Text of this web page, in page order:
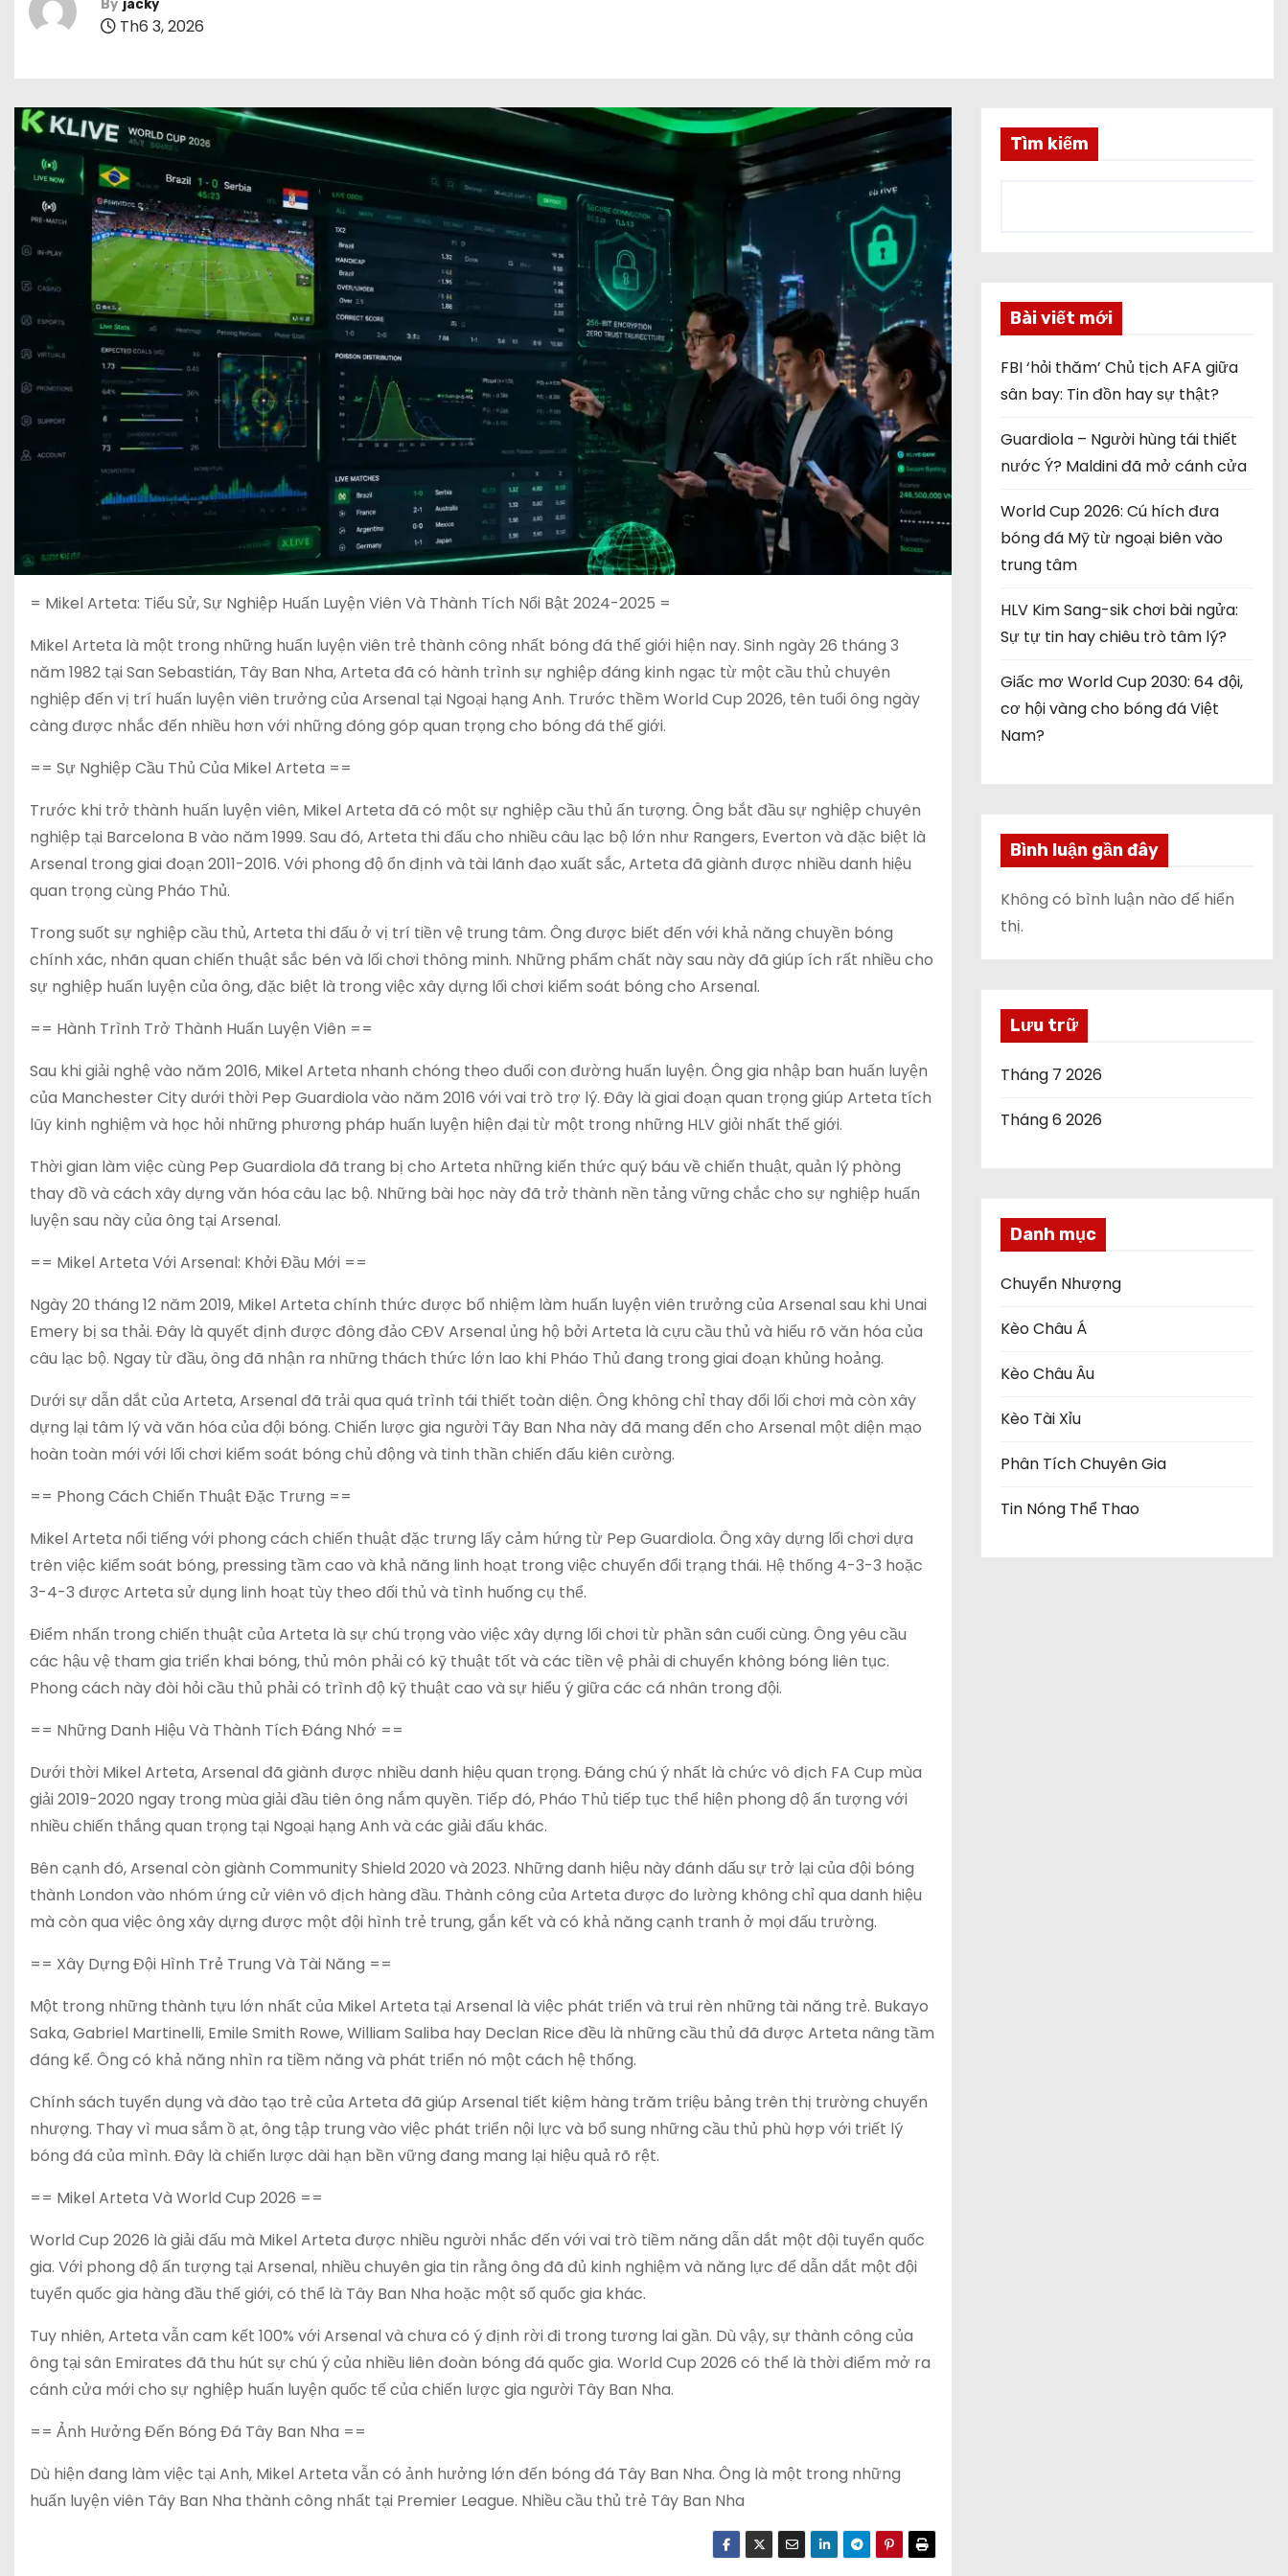
By jacky
Th6 3, 2026
= Mikel Arteta: Tiểu Sử, Sự Nghiệp Huấn Luyện Viên Và Thành Tích Nổi Bật 2024-2025 =
Mikel Arteta là một trong những huấn luyện viên trẻ thành công nhất bóng đá thế giới hiện nay. Sinh ngày 26 tháng 3
năm 1982 tại San Sebastián, Tây Ban Nha, Arteta đã có hành trình sự nghiệp đáng kinh ngạc từ một cầu thủ chuyên
nghiệp đến vị trí huấn luyện viên trưởng của Arsenal tại Ngoại hạng Anh. Trước thềm World Cup 2026, tên tuổi ông ngày
càng được nhắc đến nhiều hơn với những đóng góp quan trọng cho bóng đá thế giới.
== Sự Nghiệp Cầu Thủ Của Mikel Arteta ==
Trước khi trở thành huấn luyện viên, Mikel Arteta đã có một sự nghiệp cầu thủ ấn tượng. Ông bắt đầu sự nghiệp chuyên
nghiệp tại Barcelona B vào năm 1999. Sau đó, Arteta thi đấu cho nhiều câu lạc bộ lớn như Rangers, Everton và đặc biệt là
Arsenal trong giai đoạn 2011-2016. Với phong độ ổn định và tài lãnh đạo xuất sắc, Arteta đã giành được nhiều danh hiệu
quan trọng cùng Pháo Thủ.
Trong suốt sự nghiệp cầu thủ, Arteta thi đấu ở vị trí tiền vệ trung tâm. Ông được biết đến với khả năng chuyền bóng
chính xác, nhãn quan chiến thuật sắc bén và lối chơi thông minh. Những phẩm chất này sau này đã giúp ích rất nhiều cho
sự nghiệp huấn luyện của ông, đặc biệt là trong việc xây dựng lối chơi kiểm soát bóng cho Arsenal.
== Hành Trình Trở Thành Huấn Luyện Viên ==
Sau khi giải nghệ vào năm 2016, Mikel Arteta nhanh chóng theo đuổi con đường huấn luyện. Ông gia nhập ban huấn luyện
của Manchester City dưới thời Pep Guardiola vào năm 2016 với vai trò trợ lý. Đây là giai đoạn quan trọng giúp Arteta tích
lũy kinh nghiệm và học hỏi những phương pháp huấn luyện hiện đại từ một trong những HLV giỏi nhất thế giới.
Thời gian làm việc cùng Pep Guardiola đã trang bị cho Arteta những kiến thức quý báu về chiến thuật, quản lý phòng
thay đồ và cách xây dựng văn hóa câu lạc bộ. Những bài học này đã trở thành nền tảng vững chắc cho sự nghiệp huấn
luyện sau này của ông tại Arsenal.
== Mikel Arteta Với Arsenal: Khởi Đầu Mới ==
Ngày 20 tháng 12 năm 2019, Mikel Arteta chính thức được bổ nhiệm làm huấn luyện viên trưởng của Arsenal sau khi Unai
Emery bị sa thải. Đây là quyết định được đông đảo CĐV Arsenal ủng hộ bởi Arteta là cựu cầu thủ và hiểu rõ văn hóa của
câu lạc bộ. Ngay từ đầu, ông đã nhận ra những thách thức lớn lao khi Pháo Thủ đang trong giai đoạn khủng hoảng.
Dưới sự dẫn dắt của Arteta, Arsenal đã trải qua quá trình tái thiết toàn diện. Ông không chỉ thay đổi lối chơi mà còn xây
dựng lại tâm lý và văn hóa của đội bóng. Chiến lược gia người Tây Ban Nha này đã mang đến cho Arsenal một diện mạo
hoàn toàn mới với lối chơi kiểm soát bóng chủ động và tinh thần chiến đấu kiên cường.
== Phong Cách Chiến Thuật Đặc Trưng ==
Mikel Arteta nổi tiếng với phong cách chiến thuật đặc trưng lấy cảm hứng từ Pep Guardiola. Ông xây dựng lối chơi dựa
trên việc kiểm soát bóng, pressing tầm cao và khả năng linh hoạt trong việc chuyển đổi trạng thái. Hệ thống 4-3-3 hoặc
3-4-3 được Arteta sử dụng linh hoạt tùy theo đối thủ và tình huống cụ thể.
Điểm nhấn trong chiến thuật của Arteta là sự chú trọng vào việc xây dựng lối chơi từ phần sân cuối cùng. Ông yêu cầu
các hậu vệ tham gia triển khai bóng, thủ môn phải có kỹ thuật tốt và các tiền vệ phải di chuyển không bóng liên tục.
Phong cách này đòi hỏi cầu thủ phải có trình độ kỹ thuật cao và sự hiểu ý giữa các cá nhân trong đội.
== Những Danh Hiệu Và Thành Tích Đáng Nhớ ==
Dưới thời Mikel Arteta, Arsenal đã giành được nhiều danh hiệu quan trọng. Đáng chú ý nhất là chức vô địch FA Cup mùa
giải 2019-2020 ngay trong mùa giải đầu tiên ông nắm quyền. Tiếp đó, Pháo Thủ tiếp tục thể hiện phong độ ấn tượng với
nhiều chiến thắng quan trọng tại Ngoại hạng Anh và các giải đấu khác.
Bên cạnh đó, Arsenal còn giành Community Shield 2020 và 2023. Những danh hiệu này đánh dấu sự trở lại của đội bóng
thành London vào nhóm ứng cử viên vô địch hàng đầu. Thành công của Arteta được đo lường không chỉ qua danh hiệu
mà còn qua việc ông xây dựng được một đội hình trẻ trung, gắn kết và có khả năng cạnh tranh ở mọi đấu trường.
== Xây Dựng Đội Hình Trẻ Trung Và Tài Năng ==
Một trong những thành tựu lớn nhất của Mikel Arteta tại Arsenal là việc phát triển và trui rèn những tài năng trẻ. Bukayo
Saka, Gabriel Martinelli, Emile Smith Rowe, William Saliba hay Declan Rice đều là những cầu thủ đã được Arteta nâng tầm
đáng kể. Ông có khả năng nhìn ra tiềm năng và phát triển nó một cách hệ thống.
Chính sách tuyển dụng và đào tạo trẻ của Arteta đã giúp Arsenal tiết kiệm hàng trăm triệu bảng trên thị trường chuyển
nhượng. Thay vì mua sắm ồ ạt, ông tập trung vào việc phát triển nội lực và bổ sung những cầu thủ phù hợp với triết lý
bóng đá của mình. Đây là chiến lược dài hạn bền vững đang mang lại hiệu quả rõ rệt.
== Mikel Arteta Và World Cup 2026 ==
World Cup 2026 là giải đấu mà Mikel Arteta được nhiều người nhắc đến với vai trò tiềm năng dẫn dắt một đội tuyển quốc
gia. Với phong độ ấn tượng tại Arsenal, nhiều chuyên gia tin rằng ông đã đủ kinh nghiệm và năng lực để dẫn dắt một đội
tuyển quốc gia hàng đầu thế giới, có thể là Tây Ban Nha hoặc một số quốc gia khác.
Tuy nhiên, Arteta vẫn cam kết 100% với Arsenal và chưa có ý định rời đi trong tương lai gần. Dù vậy, sự thành công của
ông tại sân Emirates đã thu hút sự chú ý của nhiều liên đoàn bóng đá quốc gia. World Cup 2026 có thể là thời điểm mở ra
cánh cửa mới cho sự nghiệp huấn luyện quốc tế của chiến lược gia người Tây Ban Nha.
== Ảnh Hưởng Đến Bóng Đá Tây Ban Nha ==
Dù hiện đang làm việc tại Anh, Mikel Arteta vẫn có ảnh hưởng lớn đến bóng đá Tây Ban Nha. Ông là một trong những
huấn luyện viên Tây Ban Nha thành công nhất tại Premier League. Nhiều cầu thủ trẻ Tây Ban Nha
Tìm kiếm
Bài viết mới
FBI ‘hỏi thăm’ Chủ tịch AFA giữa
sân bay: Tin đồn hay sự thật?
Guardiola – Người hùng tái thiết
nước Ý? Maldini đã mở cánh cửa
World Cup 2026: Cú hích đưa
bóng đá Mỹ từ ngoại biên vào
trung tâm
HLV Kim Sang-sik chơi bài ngửa:
Sự tự tin hay chiêu trò tâm lý?
Giấc mơ World Cup 2030: 64 đội,
cơ hội vàng cho bóng đá Việt
Nam?
Bình luận gần đây
Không có bình luận nào để hiển
thị.
Lưu trữ
Tháng 7 2026
Tháng 6 2026
Danh mục
Chuyển Nhượng
Kèo Châu Á
Kèo Châu Âu
Kèo Tài Xỉu
Phân Tích Chuyên Gia
Tin Nóng Thể Thao